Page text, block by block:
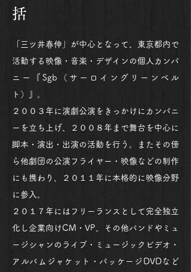
括
「三ツ井春伸」が中心となって、東京都内で
活動する映像・音楽・デザインの個人カンパ
ニー
『Sgb（サーロイングリーンベル
ト）』。
２００３年に演劇公演をきっかけにカンパニ
ーを立ち上げ、２００８年まで舞台を中心に
脚本・演出・出演の活動を行う。またその傍
ら他劇団の公演フライヤー・映像などの制作
にも携わり、２０１１年に本格的に映像分野
に参入。
２０１７年にはフリーランスとして完全独立
化し企業向けCM・VP、その他バンドやミュ
ージシャンのライブ・ミュージックビデオ・
アルバムジャケット・パッケージDVDなど